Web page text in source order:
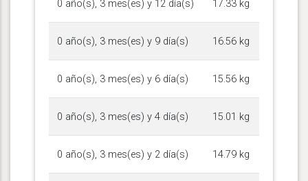
0 año(s), 3 mes(es) y 12 día(s) 17.33 kg
0 año(s), 3 mes(es) y 9 día(s) 16.56 kg
0 año(s), 3 mes(es) y 6 día(s) 15.56 kg
0 año(s), 3 mes(es) y 4 día(s) 15.01 kg
0 año(s), 3 mes(es) y 2 día(s) 14.79 kg